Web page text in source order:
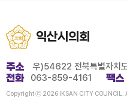
익산시의회
주소 우)54622 전북특별자치
전화 063-859-4161 팩스
Copyright ⓒ 2026 IKSAN CITY COUNCIL.